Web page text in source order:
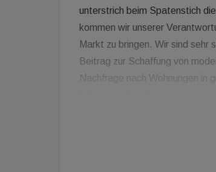
unterstrich beim Spatenstich
kommen wir unserer
Markt zu bringen. Wir sind
Beitrag zur Schaffung von
Nachfrage nach Wohnungen in
hochwertige neue Wohnungen